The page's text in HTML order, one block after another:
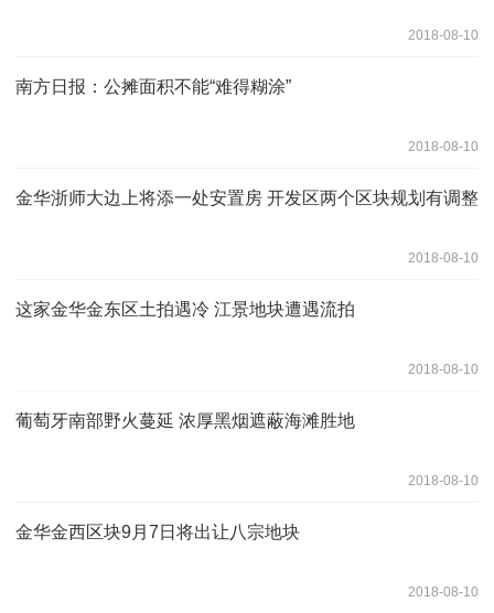
2018-08-10
南方日报：公摊面积不能“难得糊涂”
2018-08-10
金华浙师大边上将添一处安置房 开发区两个区块规划有调整
2018-08-10
这家金华金东区土拍遇冷 江景地块遭遇流拍
2018-08-10
葡萄牙南部野火蔓延 浓厚黑烟遮蔽海滩胜地
2018-08-10
金华金西区块9月7日将出让八宗地块
2018-08-10